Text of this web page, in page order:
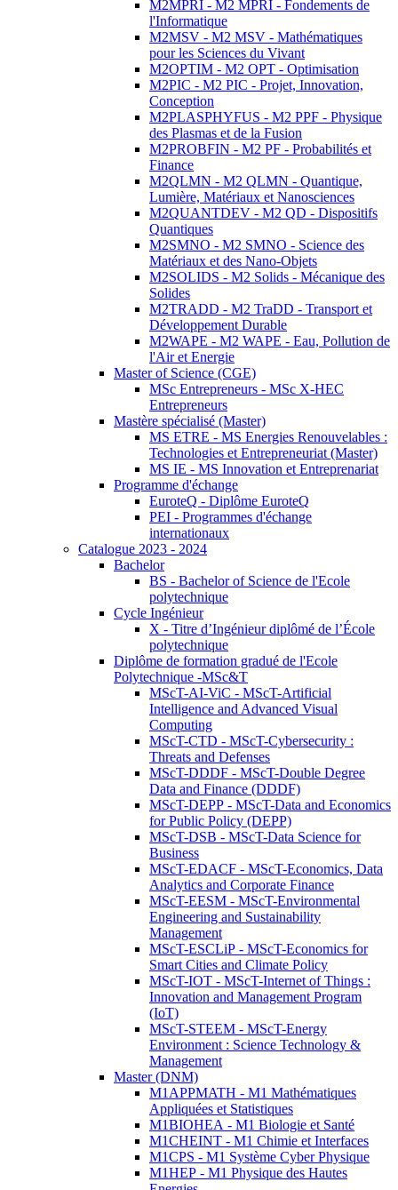
M2MPRI - M2 MPRI - Fondements de
l'Informatique
M2MSV - M2 MSV - Mathématiques
pour les Sciences du Vivant
M2OPTIM - M2 OPT - Optimisation
M2PIC - M2 PIC - Projet, Innovation,
Conception
M2PLASPHYFUS - M2 PPF - Physique
des Plasmas et de la Fusion
M2PROBFIN - M2 PF - Probabilités et
Finance
M2QLMN - M2 QLMN - Quantique,
Lumière, Matériaux et Nanosciences
M2QUANTDEV - M2 QD - Dispositifs
Quantiques
M2SMNO - M2 SMNO - Science des
Matériaux et des Nano-Objets
M2SOLIDS - M2 Solids - Mécanique des
Solides
M2TRADD - M2 TraDD - Transport et
Développement Durable
M2WAPE - M2 WAPE - Eau, Pollution de
l'Air et Energie
Master of Science (CGE)
MSc Entrepreneurs - MSc X-HEC
Entrepreneurs
Mastère spécialisé (Master)
MS ETRE - MS Energies Renouvelables :
Technologies et Entrepreneuriat (Master)
MS IE - MS Innovation et Entreprenariat
Programme d'échange
EuroteQ - Diplôme EuroteQ
PEI - Programmes d'échange
internationaux
Catalogue 2023 - 2024
Bachelor
BS - Bachelor of Science de l'Ecole
polytechnique
Cycle Ingénieur
X - Titre d’Ingénieur diplômé de l’École
polytechnique
Diplôme de formation gradué de l'Ecole
Polytechnique -MSc&T
MScT-AI-ViC - MScT-Artificial
Intelligence and Advanced Visual
Computing
MScT-CTD - MScT-Cybersecurity :
Threats and Defenses
MScT-DDDF - MScT-Double Degree
Data and Finance (DDDF)
MScT-DEPP - MScT-Data and Economics
for Public Policy (DEPP)
MScT-DSB - MScT-Data Science for
Business
MScT-EDACF - MScT-Economics, Data
Analytics and Corporate Finance
MScT-EESM - MScT-Environmental
Engineering and Sustainability
Management
MScT-ESCLiP - MScT-Economics for
Smart Cities and Climate Policy
MScT-IOT - MScT-Internet of Things :
Innovation and Management Program
(IoT)
MScT-STEEM - MScT-Energy
Environment : Science Technology &
Management
Master (DNM)
M1APPMATH - M1 Mathématiques
Appliquées et Statistiques
M1BIOHEA - M1 Biologie et Santé
M1CHEINT - M1 Chimie et Interfaces
M1CPS - M1 Système Cyber Physique
M1HEP - M1 Physique des Hautes